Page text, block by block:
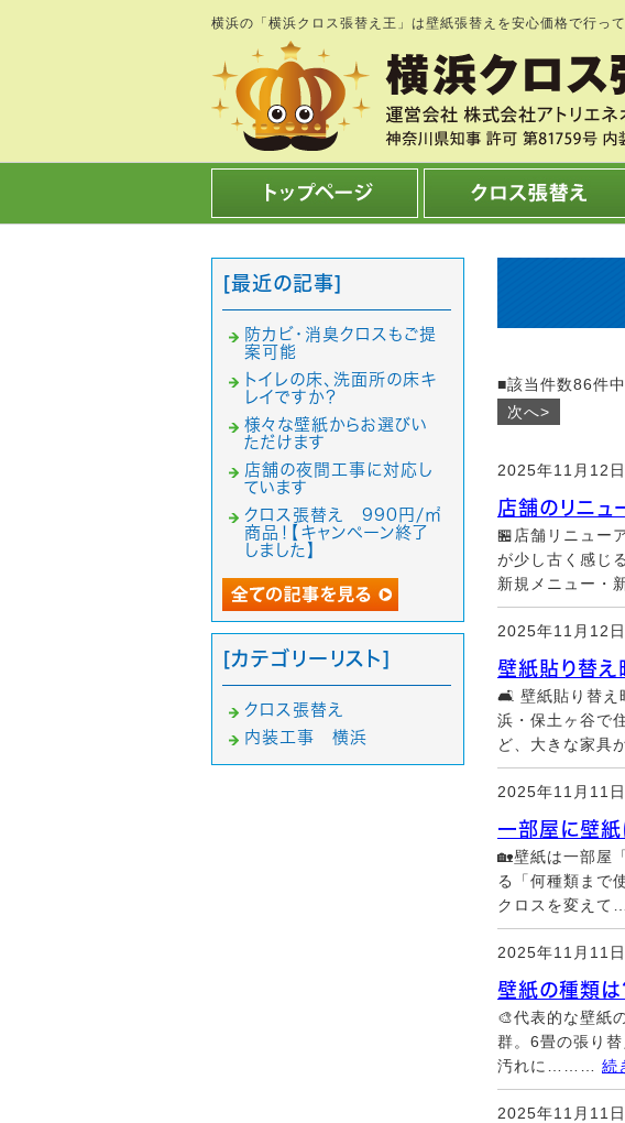
横浜の「横浜クロス張替え王」は壁紙張替えを安心価格で行って
■該当件数86件
次へ>
2025年11月12
店舗のリニュ
🏪店舗リニュー
が少し古く感じ
新規メニュー
2025年11月12
壁紙貼り替え
🛋️ 壁紙貼り替え
浜・保土ヶ谷で
ど、大きな家
2025年11月11
一部屋に壁
🏡壁紙は一部屋
る「何種類まで
クロスを変え
2025年11月11
壁紙の種類は
🎨代表的な壁紙
群。6畳の張り
汚れに……… 続
2025年11月11
[最近の記事]
防カビ・消臭クロスもご提
案可能
トイレの床、洗面所の床キ
レイですか？
様々な壁紙からお選びい
ただけます
店舗の夜間工事に対応し
ています
クロス張替え 990円/㎡
商品！【キャンペーン終了
しました】
[カテゴリーリスト]
クロス張替え
内装工事 横浜